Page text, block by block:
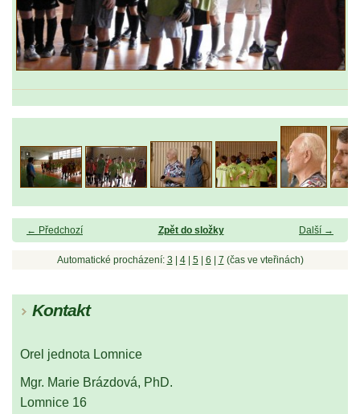
← Předchozí Další →
Zpět do složky
Automatické procházení: 3 | 4| 5| 6 | 7 (čas ve vteřinách)
Kontakt
Orel jednota Lomnice
Mgr. Marie Brázdová, PhD.
Lomnice 16